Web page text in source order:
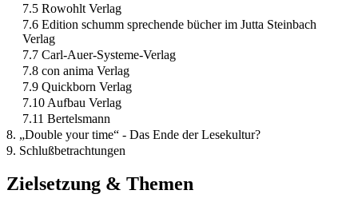
7.5 Rowohlt Verlag
7.6 Edition schumm sprechende bücher im Jutta Steinbach
Verlag
7.7 Carl-Auer-Systeme-Verlag
7.8 con anima Verlag
7.9 Quickborn Verlag
7.10 Aufbau Verlag
7.11 Bertelsmann
8. „Double your time“ - Das Ende der Lesekultur?
9. Schlußbetrachtungen
Zielsetzung & Themen